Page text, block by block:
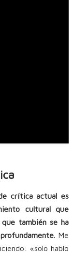
crítica actual es
cultural que
también se ha
Me
«solo hablo